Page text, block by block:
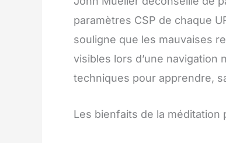
paramètres CSP de chaque
souligne que les mauvaises
visibles lors d’une navigation
techniques pour apprendre,
Les bienfaits de la